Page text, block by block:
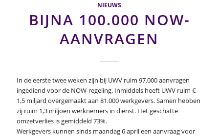
NIEUWS
BIJNA 100.000 NOW-
AANVRAGEN
In de eerste twee weken zijn bij UWV ruim 97.000 aanvragen
ingediend voor de NOW-regeling. Inmiddels heeft UWV ruim €
1,5 miljard overgemaakt aan 81.000 werkgevers. Samen hebben
zij ruim 1,3 miljoen werknemers in dienst. Het geschatte
omzetverlies is gemiddeld 73%.
Werkgevers kunnen sinds maandag 6 april een aanvraag voor